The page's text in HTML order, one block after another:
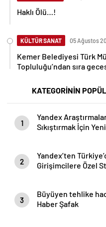
Haklı Ölü…!
KÜLTÜR SANAT 05 Ağustos
Kemer Belediyesi Türk
Topluluğu’ndan sıra
KATEGORİNİN
1
Yandex
Sıkıştırmak İçin
Azalttı- Haber Şafak
2
Yandex’ten
Girişimcilere Özel
3
Büyüyen tehlike
Haber Şafak